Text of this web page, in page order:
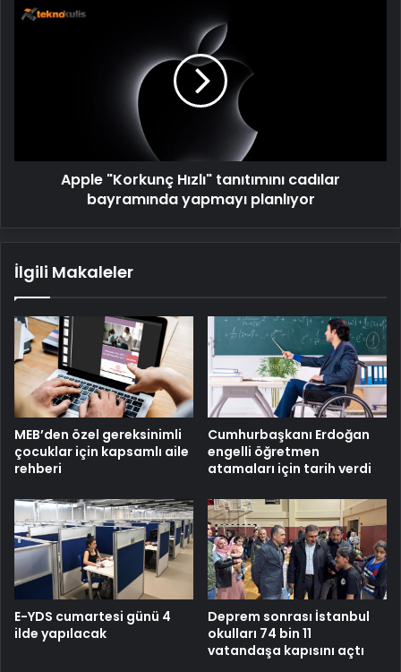
Apple
Apple "Korkunç Hızlı" tanıtımını cadılar
bayramında yapmayı planlıyor
İlgili Makaleler
MEB’den özel gereksinimli
çocuklar için kapsamlı aile
rehberi
Cumhurbaşkanı Erdoğan
engelli öğretmen
atamaları için tarih verdi
E-YDS cumartesi günü 4
ilde yapılacak
Deprem sonrası İstanbul
okulları 74 bin 11
vatandaşa kapısını açtı